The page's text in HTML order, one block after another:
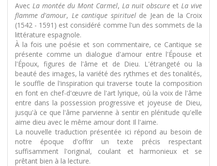
Avec La montée du Mont Carmel, La nuit obscure et La vive
flamme d'amour, Le cantique spirituelde Jean de la Croix
(1542 - 1591) est considéré comme l'un des sommets de la
littérature espagnole.
À la fois une poésie et son commentaire, ce Cantique se
présente comme un dialogue d'amour entre l'Épouse et
l'Époux, figures de l'âme et de Dieu. L'étrangeté ou la
beauté des images, la variété des rythmes et des tonalités,
le souffle de l'inspiration qui traverse toute la composition
en font en chef-d'œuvre de l'art lyrique, où la voix de l'âme
entre dans la possession progressive et joyeuse de Dieu,
jusqu'à ce que l'âme parvienne à sentir en plénitude qu'elle
aime dieu avec le même amour dont Il l'aime.
La nouvelle traduction présentée ici répond au besoin de
notre époque d'offrir un texte précis respectant
suffisamment l'original, coulant et harmonieux et se
prêtant bien à la lecture.